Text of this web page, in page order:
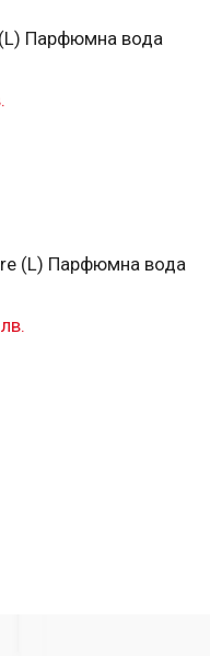
Парфюмна вода
(L) Парфюмна вода